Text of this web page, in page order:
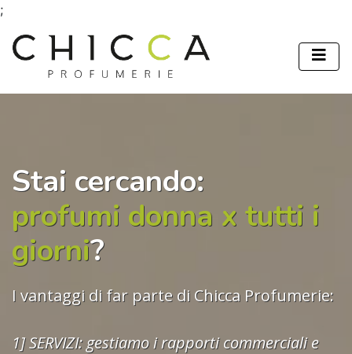
;
Stai cercando:
profumi donna x tutti i
giorni?
I vantaggi di far parte di Chicca Profumerie:
1] SERVIZI: gestiamo i rapporti commerciali e